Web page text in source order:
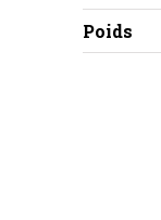
Poids